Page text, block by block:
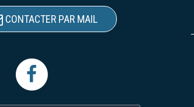
CONTACTER PAR MAIL